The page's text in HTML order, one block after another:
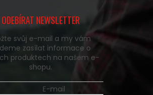
ODEBÍRAT NEWSLETTER
svůj e-mail a my vám
zasílat informace o
produktech na našem e-
shopu.
E-mail